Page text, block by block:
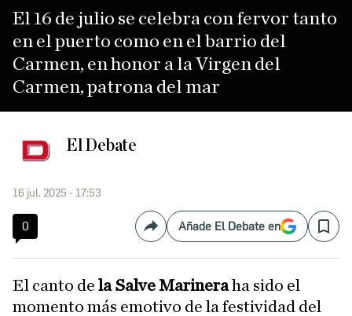
El 16 de julio se celebra con fervor tanto
en el puerto como en el barrio del
Carmen, en honor a la Virgen del
Carmen, patrona del mar
El Debate
16 jul. 2025 - 17:53
0 CompartirAñade El Debate en Save
El canto dela Salve Marineraha sido el
momento más emotivo de la festividad del